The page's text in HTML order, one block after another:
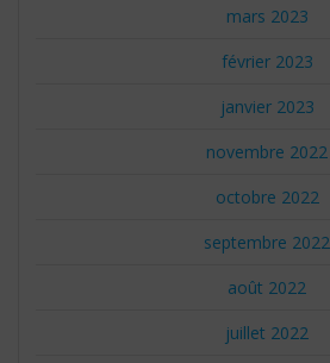
mars 2023
février 2023
janvier 2023
novembre 2022
octobre 2022
septembre 2022
août 2022
juillet 2022